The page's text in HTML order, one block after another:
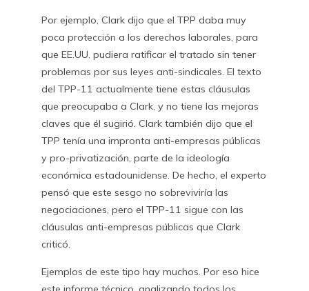
Por ejemplo, Clark dijo que el TPP daba muy
poca protección a los derechos laborales, para
que EE.UU. pudiera ratificar el tratado sin tener
problemas por sus leyes anti-sindicales. El texto
del TPP-11 actualmente tiene estas cláusulas
que preocupaba a Clark, y no tiene las mejoras
claves que él sugirió. Clark también dijo que el
TPP tenía una impronta anti-empresas públicas
y pro-privatización, parte de la ideología
económica estadounidense. De hecho, el experto
pensó que este sesgo no sobreviviría las
negociaciones, pero el TPP-11 sigue con las
cláusulas anti-empresas públicas que Clark
criticó.
Ejemplos de este tipo hay muchos. Por eso hice